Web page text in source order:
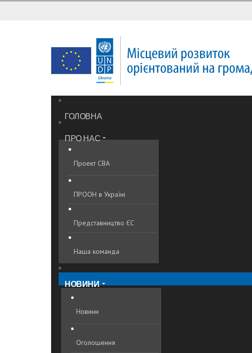
ГОЛОВНА
ПРО НАС
Проект CBA
ПРООН в Україні
Представництво ЄС
Наша команда
НОВИНИ
Новини
Оголошення